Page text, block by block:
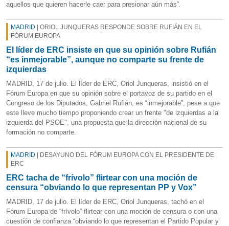
aquellos que quieren hacerle caer para presionar aún más”.
MADRID | ORIOL JUNQUERAS RESPONDE SOBRE RUFIÁN EN EL
FÓRUM EUROPA
El líder de ERC insiste en que su opinión sobre Rufián
“es inmejorable”, aunque no comparte su frente de
izquierdas
MADRID, 17 de julio. El líder de ERC, Oriol Junqueras, insistió en el
Fórum Europa en que su opinión sobre el portavoz de su partido en el
Congreso de los Diputados, Gabriel Rufián, es “inmejorable”, pese a que
este lleve mucho tiempo proponiendo crear un frente "de izquierdas a la
izquierda del PSOE", una propuesta que la dirección nacional de su
formación no comparte.
MADRID | DESAYUNO DEL FÓRUM EUROPA CON EL PRESIDENTE DE
ERC
ERC tacha de “frívolo” flirtear con una moción de
censura “obviando lo que representan PP y Vox”
MADRID, 17 de julio. El líder de ERC, Oriol Junqueras, tachó en el
Fórum Europa de “frívolo” flirtear con una moción de censura o con una
cuestión de confianza “obviando lo que representan el Partido Popular y